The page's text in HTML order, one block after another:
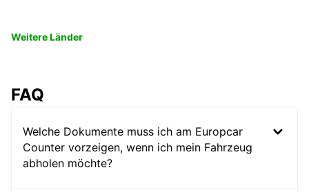
Weitere Länder
FAQ
Welche Dokumente muss ich am Europcar
Counter vorzeigen, wenn ich mein Fahrzeug
abholen möchte?